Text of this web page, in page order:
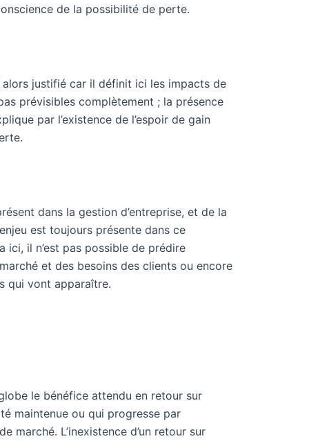
de la possibilité de perte.
alors justifié car il définit ici les impacts de
prévisibles complètement ; la présence
par l’existence de l’espoir de gain
dans la gestion d’entreprise, et de la
est toujours présente dans ce
ici, il n’est pas possible de prédire
et des besoins des clients ou encore
qui vont apparaître.
le bénéfice attendu en retour sur
maintenue ou qui progresse par
marché. L’inexistence d’un retour sur